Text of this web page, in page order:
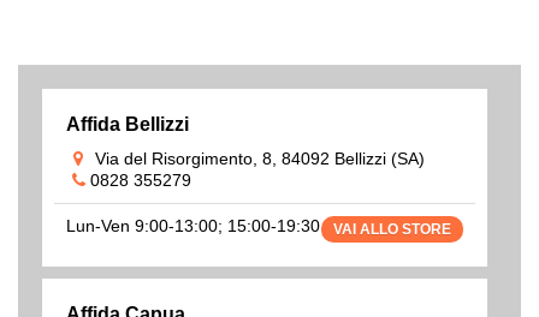
Affida Bellizzi
Via del Risorgimento, 8, 84092 Bellizzi (SA)
0828 355279
Lun-Ven 9:00-13:00; 15:00-19:30 VAI ALLO STORE